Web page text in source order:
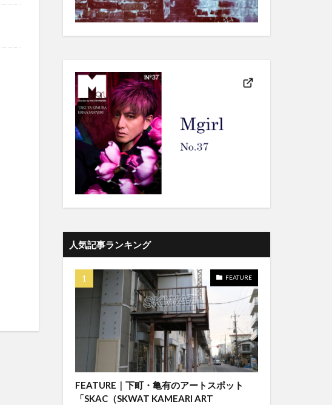
人気記事ランキング
FEATURE
FEATURE｜下町・亀有のアートスポット
「SKAC（SKWAT KAMEARI ART